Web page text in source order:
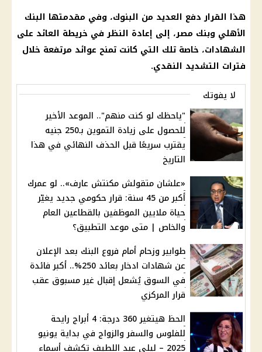
هذا القرار دفع العديد من البنوك، وفي مقدمتها البنك
الأهلي وبنك مصر، إلى إعادة النظر في خريطة العائد على
الشهادات، خاصة تلك التي كانت تمنح عوائد مرتفعة خلال
فترات التشديد النقدي.
لا يفوتك
"ياحظك لو كنت منهم".. الموعد الأخير
للحصول على زيادة التموين بـ250 جنيه
يقترب سريعًا قبل الحذف النهائي في هذا
التاريخ
«علشان متقولش مكنتش عارف».. لو عمرك
أكبر من 45 سنة: قرار حكومي جديد يغيّر
حياة ملايين الموظفين بالقطاعين العام
والخاص | متى موعد التطبيق؟
طوابير وزحام أمام فروع البنك بعد الإعلان
عن شهادات ادخار بعائد 250%.. أكبر فائدة
في السوق يُشعل إقبال غير مسبوق عقب
قرار المركزي
الحظ هيتغير 360 درجة: 4 أبراج رايحة
للفلوس والسفر والزواج في بداية يونيو
2025 – ليلى عبد اللطيف تكشف أسماء